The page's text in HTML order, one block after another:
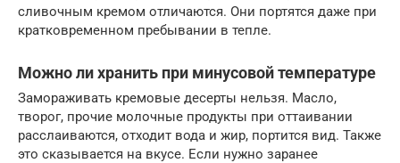
сливочным кремом отличаются. Они портятся даже при
кратковременном пребывании в тепле.
Можно ли хранить при минусовой температуре
Замораживать кремовые десерты нельзя. Масло,
творог, прочие молочные продукты при оттаивании
расслаиваются, отходит вода и жир, портится вид. Также
это сказывается на вкусе. Если нужно заранее